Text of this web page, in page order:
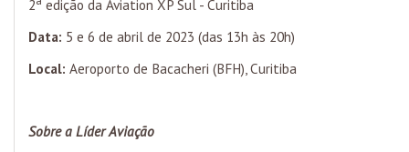
2 edição da Aviation XP Sul - Curitiba
Data: 5 e 6 de abril de 2023 (das 13h às 20h)
Local: Aeroporto de Bacacheri (BFH), Curitiba
Sobre a Líder Aviação